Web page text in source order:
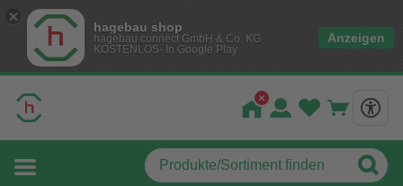
hagebau shop
hagebau connect GmbH & Co. KG
KOSTENLOS- In Google Play
Anzeigen